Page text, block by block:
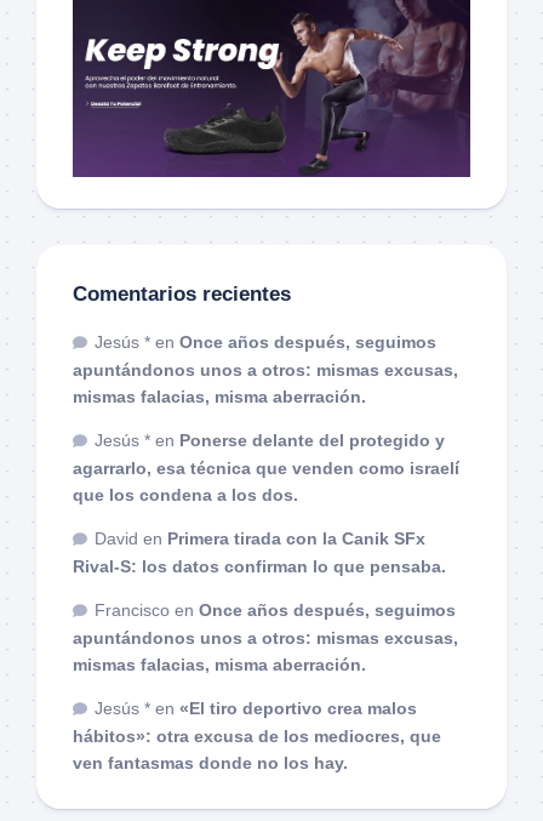
Comentarios recientes
Jesús * en Once años después, seguimos
apuntándonos unos a otros: mismas excusas,
mismas falacias, misma aberración.
Jesús * en Ponerse delante del protegido y
agarrarlo, esa técnica que venden como israelí
que los condena a los dos.
David en Primera tirada con la Canik SFx
Rival-S: los datos confirman lo que pensaba.
Francisco en Once años después, seguimos
apuntándonos unos a otros: mismas excusas,
mismas falacias, misma aberración.
Jesús * en «El tiro deportivo crea malos
hábitos»: otra excusa de los mediocres, que
ven fantasmas donde no los hay.